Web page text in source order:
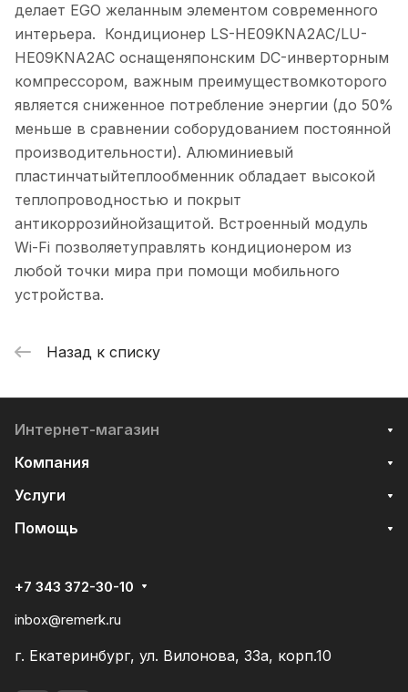
делает EGO желанным элементом современного
интерьера. Кондиционер LS-HE09KNA2AC/LU-
HE09KNA2AC оснащеняпонским DC-инверторным
компрессором, важным преимуществомкоторого
является сниженное потребление энергии (до 50%
меньше в сравнении соборудованием постоянной
производительности). Алюминиевый
пластинчатыйтеплообменник обладает высокой
теплопроводностью и покрыт
антикоррозийнойзащитой. Встроенный модуль
Wi-Fi позволяетуправлять кондиционером из
любой точки мира при помощи мобильного
устройства.
Назад к списку
Интернет-магазин
Компания
Услуги
Помощь
+7 343 372-30-10
inbox@remerk.ru
г. Екатеринбург, ул. Вилонова, 33а, корп.10